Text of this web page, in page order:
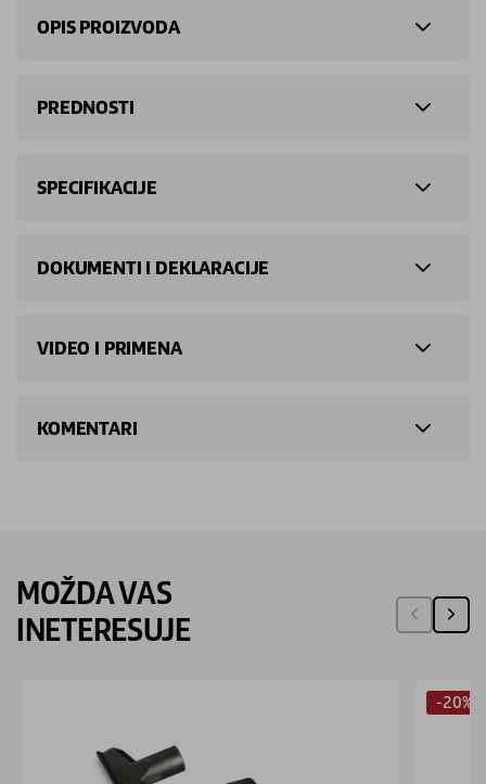
OPIS PROIZVODA
PREDNOSTI
SPECIFIKACIJE
DOKUMENTI I DEKLARACIJE
VIDEO I PRIMENA
KOMENTARI
MOŽDA VAS
INETERESUJE
-20%